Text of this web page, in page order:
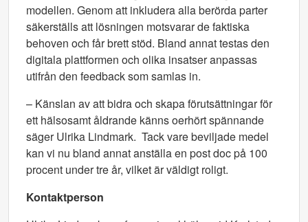
modellen. Genom att inkludera alla berörda parter
säkerställs att lösningen motsvarar de faktiska
behoven och får brett stöd. Bland annat testas den
digitala plattformen och olika insatser anpassas
utifrån den feedback som samlas in.
– Känslan av att bidra och skapa förutsättningar för
ett hälsosamt åldrande känns oerhört spännande
säger Ulrika Lindmark. Tack vare beviljade medel
kan vi nu bland annat anställa en post doc på 100
procent under tre år, vilket är väldigt roligt.
Kontaktperson